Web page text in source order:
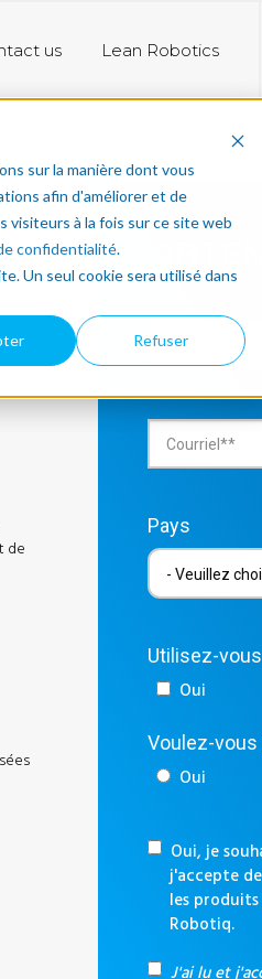
sur la manière dont vous
afin d'améliorer et de
visiteurs à la fois sur ce site web
confidentialité.
Un seul cookie sera utilisé dans
Refuser
us Lean Robotics
de
Pays
Utilisez-
Oui
Voulez-
Oui
Oui, je
j'accepte
les
Robotiq.